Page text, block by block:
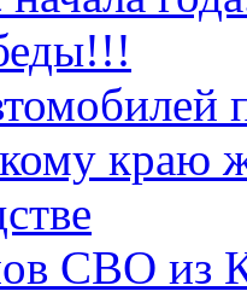
краю
СВО из